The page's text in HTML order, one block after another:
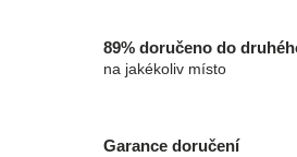
89% doručeno do
na jakékoliv místo
Garance doručení